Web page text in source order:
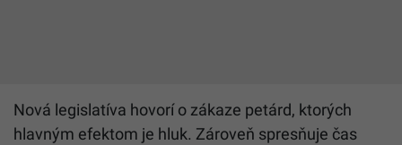
Nová legislatíva hovorí o zákaze petárd, ktorých
hlavným efektom je hluk. Zároveň spresňuje čas